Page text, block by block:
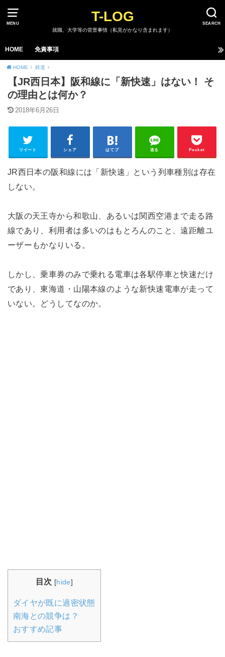
MENU SEARCH
T-LOG
就職、大学等の背景事情（私見がかなり含まれます）
HOME 免責事項
HOME 鉄道
【JR西日本】阪和線に「新快速」はない！ そ
の理由とは何か？
2018年6月26日
ツイート シェア はてブ 送る Pocket
JR西日本の阪和線には「新快速」という列車種別は存在
しない。
大阪の天王寺から和歌山、あるいは関西空港まで走る路
線であり、利用者は多いのはもとろんのこと、遠距離ユ
ーザーもかなりいる。
しかし、乗車券のみで乗れる電車は各駅停車と快速だけ
であり、東海道・山陽本線のような新快速電車が走って
いない。どうしてなのか。
目次 [hide]
ダイヤが既に過密状態
南海との競争は？
おすすめ記事